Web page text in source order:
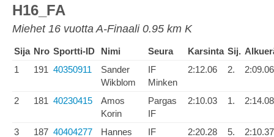
H16_FA
Miehet 16 vuotta A-Finaali 0.95 km K
Sija Nro Sportti-ID Nimi Seura Karsinta Sij.
1
191 40350911
Sander
Wikblom
IF
Minken
2:12.06 2. 2:09.06
2 181 40230415
Amos
Korin
Pargas
IF
2:10.03 1. 2:14.08
3 187 40404277 Hannes IF 2:20.28 5. 2:10.37